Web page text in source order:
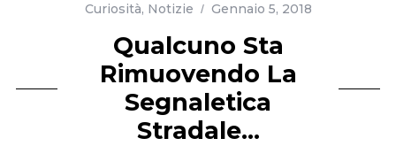
Curiosità, Notizie Gennaio 5, 2018
Qualcuno Sta
Rimuovendo La
Segnaletica
Stradale…